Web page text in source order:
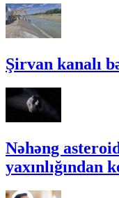
Şirvan kanalı
Nəhəng
yaxınlığından